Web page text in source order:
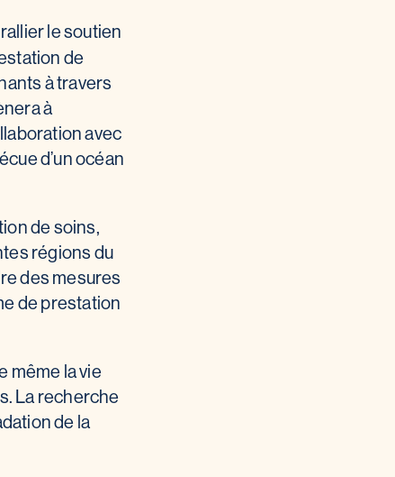
le soutien
de
à travers
à
avec
d’un océan
de soins,
régions du
des mesures
de prestation
même la vie
La recherche
de la